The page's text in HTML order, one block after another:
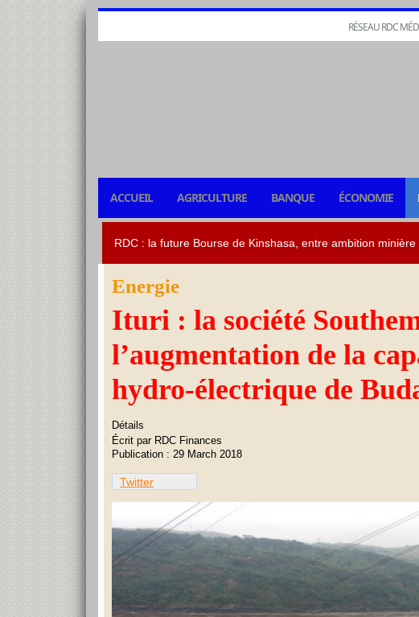
RÉSEAU RDC
ACCUEIL AGRICULTURE BANQUE ÉCONOMIE
Energie
Ituri : la société
l’augmentation de la
hydro-électrique de
Détails
Écrit par RDC Finances
Publication : 29 March 2018
Twitter